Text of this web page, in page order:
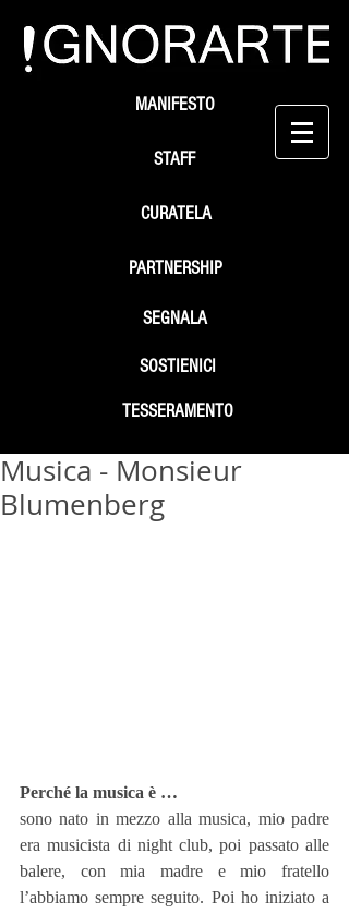
STAFF
SEGNALA
SOSTIENICI
MANIFESTO
PARTNERSHIP
TESSERAMENTO
CURATELA
Musica - Monsieur
Blumenberg
Perché la musica è …
sono nato in mezzo alla musica, mio padre
era musicista di night club, poi passato alle
balere, con mia madre e mio fratello
l’abbiamo sempre seguito. Poi ho iniziato a